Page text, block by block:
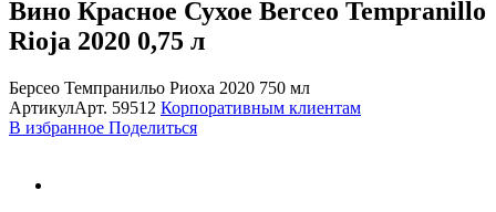
Вино Красное Сухое Berceo Tempranillo
Rioja 2020 0,75 л
Берсео Темпранильо Риоха 2020 750 мл
АртикулАрт. 59512 Корпоративным клиентам
В избранное Поделиться